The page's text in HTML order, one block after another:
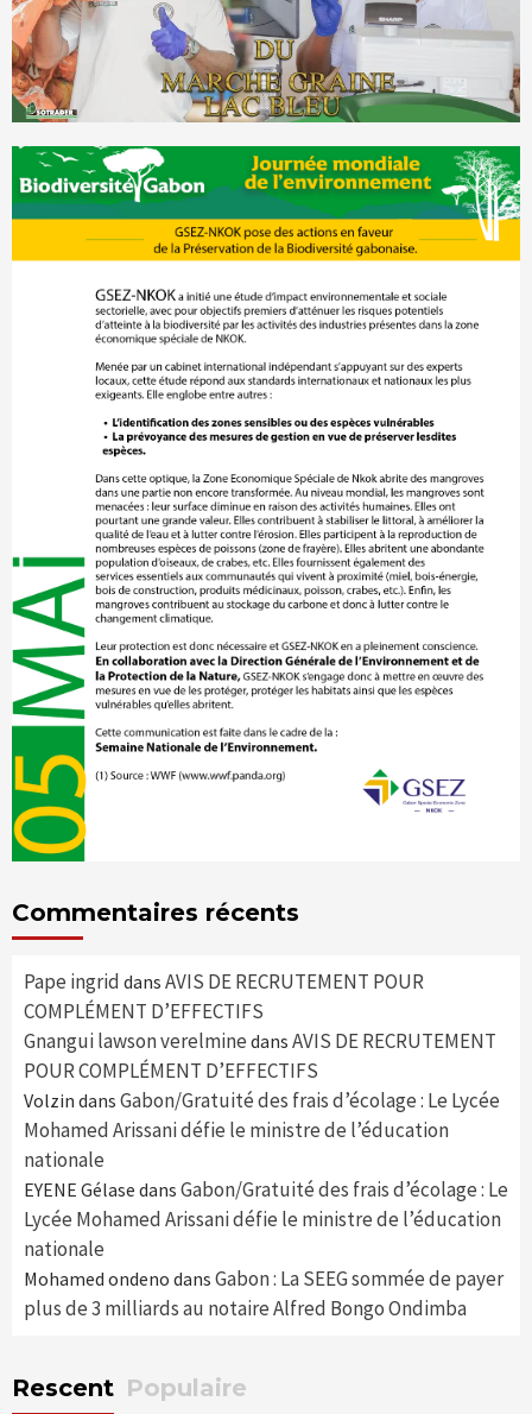
Commentaires récents
Pape ingrid dans AVIS DE RECRUTEMENT POUR
COMPLÉMENT D’EFFECTIFS
Gnangui lawson verelmine dans AVIS DE RECRUTEMENT
POUR COMPLÉMENT D’EFFECTIFS
Volzin dans Gabon/Gratuité des frais d’écolage : Le Lycée
Mohamed Arissani défie le ministre de l’éducation
nationale
EYENE Gélase dans Gabon/Gratuité des frais d’écolage : Le
Lycée Mohamed Arissani défie le ministre de l’éducation
nationale
Mohamed ondeno dans Gabon : La SEEG sommée de payer
plus de 3 milliards au notaire Alfred Bongo Ondimba
Rescent Populaire